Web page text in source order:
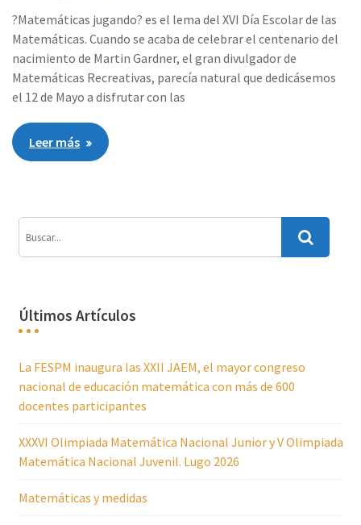
?Matemáticas jugando? es el lema del XVI Día Escolar de las
Matemáticas. Cuando se acaba de celebrar el centenario del
nacimiento de Martin Gardner, el gran divulgador de
Matemáticas Recreativas, parecía natural que dedicásemos
el 12 de Mayo a disfrutar con las
Leer más
Últimos Artículos
La FESPM inaugura las XXII JAEM, el mayor congreso
nacional de educación matemática con más de 600
docentes participantes
XXXVI Olimpiada Matemática Nacional Junior y V Olimpiada
Matemática Nacional Juvenil. Lugo 2026
Matemáticas y medidas